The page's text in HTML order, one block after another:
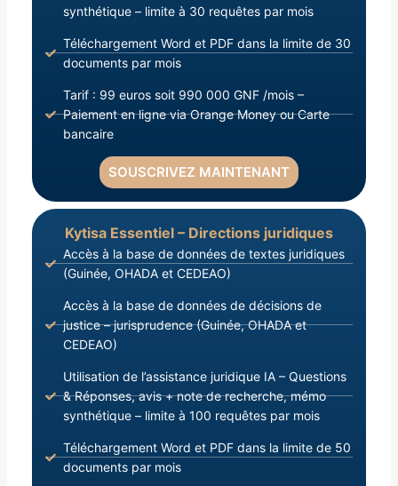
synthétique – limite à 30 requêtes par mois
Téléchargement Word et PDF dans la limite de 30
documents par mois
Tarif : 99 euros soit 990 000 GNF /mois –
Paiement en ligne via Orange Money ou Carte
bancaire
SOUSCRIVEZ MAINTENANT
Kytisa Essentiel – Directions juridiques
Accès à la base de données de textes juridiques
(Guinée, OHADA et CEDEAO)
Accès à la base de données de décisions de
justice – jurisprudence (Guinée, OHADA et
CEDEAO)
Utilisation de l’assistance juridique IA – Questions
& Réponses, avis + note de recherche, mémo
synthétique – limite à 100 requêtes par mois
Téléchargement Word et PDF dans la limite de 50
documents par mois